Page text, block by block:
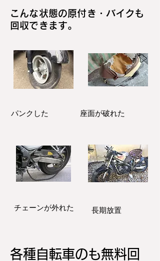
こんな状態の原付き・バイクも
回収できます。
パンクした 座面が破れた
​チェーンが外れた 長期放置
各種自転車のも無料回